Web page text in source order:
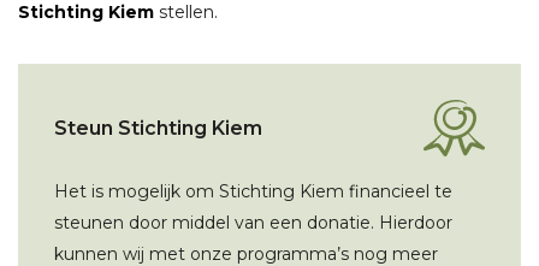
Stichting Kiem stellen.
Steun Stichting Kiem
Het is mogelijk om Stichting Kiem financieel te
steunen door middel van een donatie. Hierdoor
kunnen wij met onze programma’s nog meer